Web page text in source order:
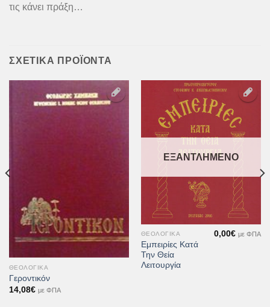
τις κάνει πράξη…
ΣΧΕΤΙΚΆ ΠΡΟΪΌΝΤΑ
Προσθήκη
ΘΕΟΛΟΓΙΚΆ
Γεροντικόν
14,08€ με ΦΠΑ
Προσθήκη
ΕΞΑΝΤΛΗΜΈΝΟ
ΘΕΟΛΟΓΙΚΆ
Εμπειρίες Κατά
Την Θεία
Λειτουργία
0,00€ με ΦΠΑ